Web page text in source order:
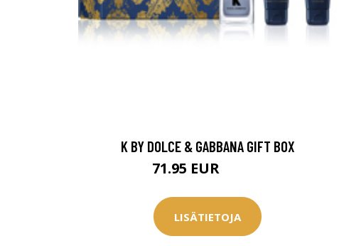
K BY DOLCE & GABBANA GIFT BOX
71.95 EUR
LISÄTIETOJA